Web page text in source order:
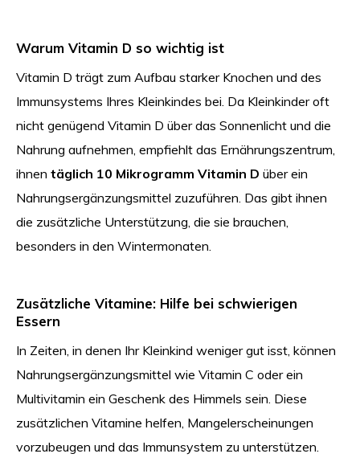
Warum Vitamin D so wichtig ist
Vitamin D trägt zum Aufbau starker Knochen und des
Immunsystems Ihres Kleinkindes bei. Da Kleinkinder oft
nicht genügend Vitamin D über das Sonnenlicht und die
Nahrung aufnehmen, empfiehlt das Ernährungszentrum,
ihnen täglich 10 Mikrogramm Vitamin D über ein
Nahrungsergänzungsmittel zuzuführen. Das gibt ihnen
die zusätzliche Unterstützung, die sie brauchen,
besonders in den Wintermonaten.
Zusätzliche Vitamine: Hilfe bei schwierigen
Essern
In Zeiten, in denen Ihr Kleinkind weniger gut isst, können
Nahrungsergänzungsmittel wie Vitamin C oder ein
Multivitamin ein Geschenk des Himmels sein. Diese
zusätzlichen Vitamine helfen, Mangelerscheinungen
vorzubeugen und das Immunsystem zu unterstützen.